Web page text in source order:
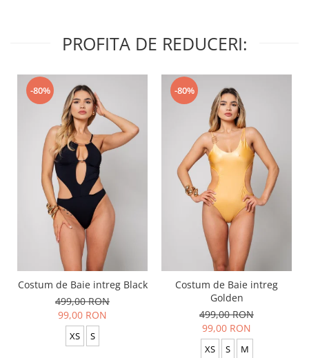
PROFITA DE REDUCERI:
-80%
Costum de Baie intreg Black
499,00 RON
99,00 RON
XS S
-80%
Costum de Baie intreg
Golden
499,00 RON
99,00 RON
XS S M